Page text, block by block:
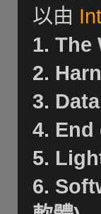
以由
1. The
2.
3.
4. End
5.
6.